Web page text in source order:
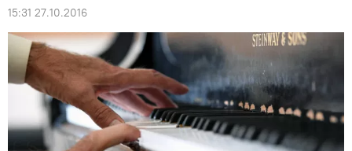
15:31 27.10.2016